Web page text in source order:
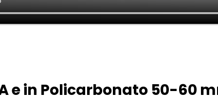
e in Policarbonato 50-60